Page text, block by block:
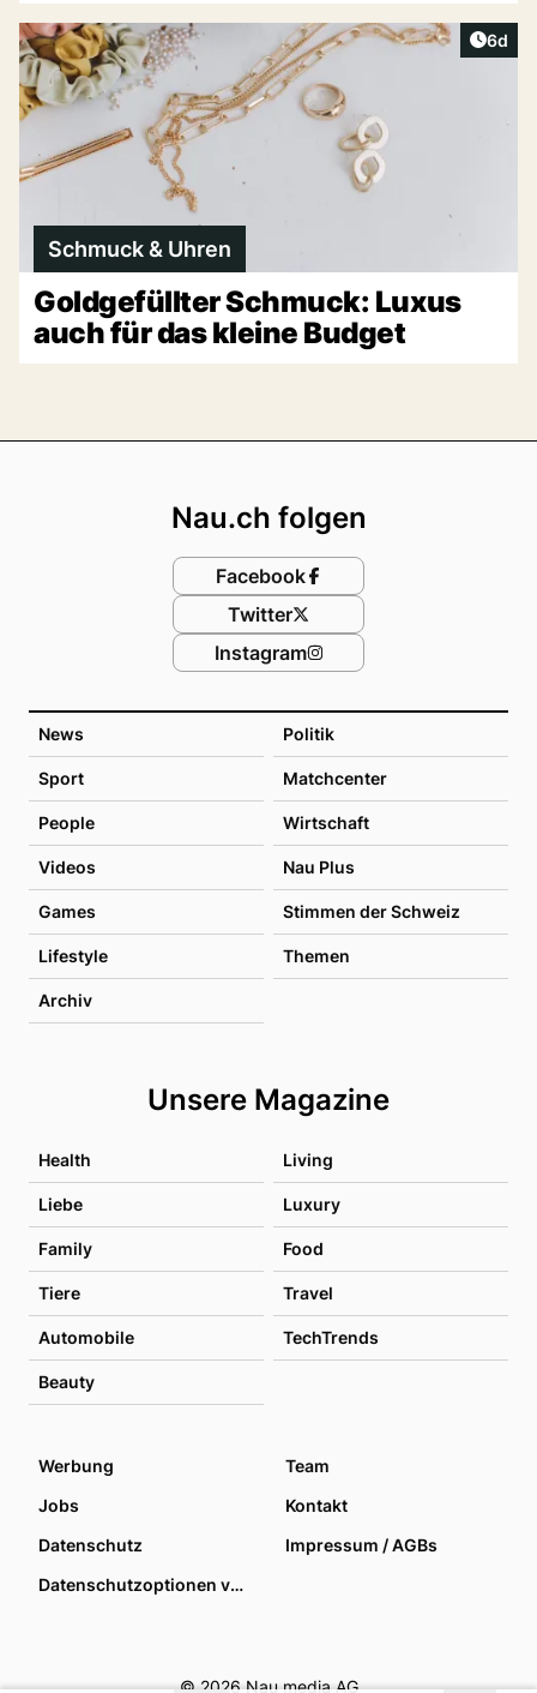
6d
Schmuck & Uhren
Goldgefüllter Schmuck: Luxus
auch für das kleine Budget
News Politik
Sport Matchcenter
People Wirtschaft
Videos Nau Plus
Games Stimmen der Schweiz
Lifestyle Themen
Archiv
Unsere Magazine
Health Living
Liebe Luxury
Family Food
Tiere Travel
Automobile TechTrends
Beauty
Nau.ch folgen
Facebook
Twitter
Instagram
Werbung
Team
Jobs
Kontakt
Datenschutz
Impressum / AGBs
Datenschutzoptionen verwalten
© 2026 Nau media AG